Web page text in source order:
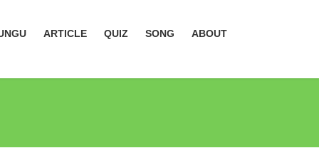
ARTICLE QUIZ SONG ABOUT